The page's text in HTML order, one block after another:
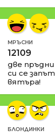
МРЪСНИ
12109
две
си се
вятъра!
БЛОНДИНКИ